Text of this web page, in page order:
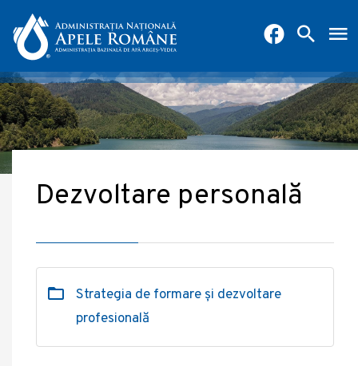
Dezvoltare personală
Strategia de formare și dezvoltare
profesională